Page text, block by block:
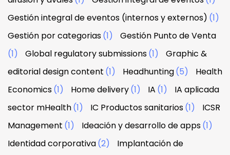
Gestión integral de eventos (internos y externos) (1)
Gestión por categorias(1)
Gestión Punto de Venta
(1)
Global regulatory submissions(1)
Graphic &
editorial design content (1) Headhunting(5)
Health
Economics(1) Home delivery(1) IA (1)
IA aplicada
sector mHealth(1) IC Productos sanitarios(1)
ICSR
Management (1) Ideación y desarrollo de apps(1)
Identidad corporativa(2)
Implantación de